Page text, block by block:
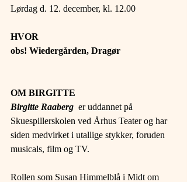
Lørdag d. 12. december, kl. 12.00
HVOR
obs! Wiedergården, Dragør
OM BIRGITTE
Birgitte Raaberg er uddannet på
Skuespillerskolen ved Århus Teater og har
siden medvirket i utallige stykker, foruden
musicals, film og TV.
Rollen som Susan Himmelblå i Midt om